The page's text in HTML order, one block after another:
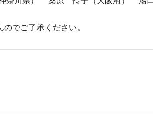
でご了承ください。